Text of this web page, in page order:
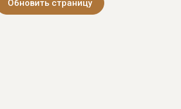
Обновить страницу